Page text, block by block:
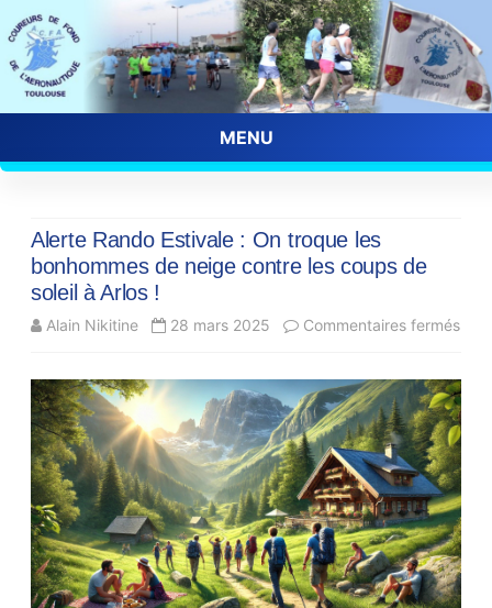
MENU
Skip
Alerte Rando Estivale : On troque les
bonhommes de neige contre les coups de
soleil à Arlos !
Alain Nikitine 28 mars 2025 Commentaires ferméssur
:
On
les